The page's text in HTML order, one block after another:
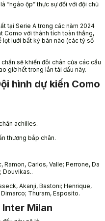
“ngáo ộp” thực sự đối với đội chủ
tại Serie A trong các năm 2024
Como với thành tích toàn thắng,
lưới bất kỳ bàn nào (các tỷ số
sẽ khiến đôi chân của các cầu
giờ hết trong lần tái đấu này.
hình dự kiến Como
achilles.
thương bắp chân.
Ramon, Carlos, Valle; Perrone, Da
Douvikas..
Akanji, Bastoni; Henrique,
Thuram, Esposito.
Milan